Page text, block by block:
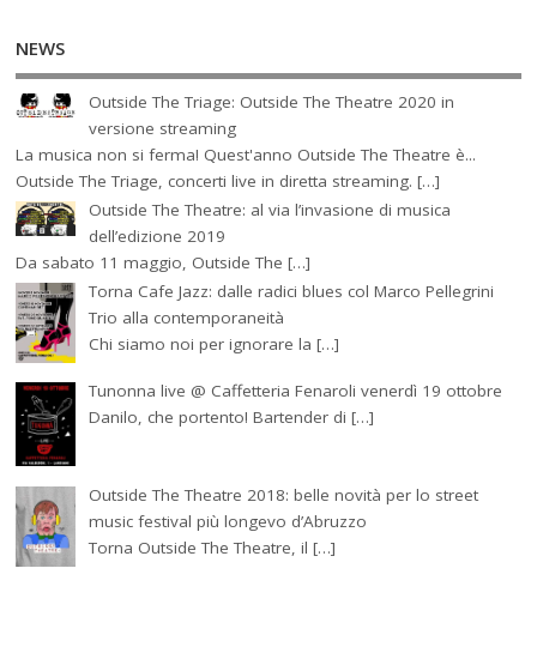
NEWS
Outside The Triage: Outside The Theatre 2020 in
versione streaming
La musica non si ferma! Quest'anno Outside The Theatre è...
Outside The Triage, concerti live in diretta streaming. […]
Outside The Theatre: al via l’invasione di musica
dell’edizione 2019
Da sabato 11 maggio, Outside The […]
Torna Cafe Jazz: dalle radici blues col Marco Pellegrini
Trio alla contemporaneità
Chi siamo noi per ignorare la […]
Tunonna live @ Caffetteria Fenaroli venerdì 19 ottobre
Danilo, che portento! Bartender di […]
Outside The Theatre 2018: belle novità per lo street
music festival più longevo d’Abruzzo
Torna Outside The Theatre, il […]